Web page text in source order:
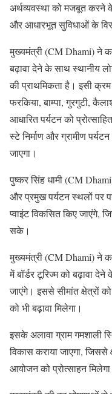
अर्थव्यवस्था को मजबूत करने के
और आधारभूत सुविधाओं के
मुख्यमंत्री (CM Dhami) ने
बढ़ावा देने के साथ स्थानीय
की प्राथमिकता है। इसी
फरकिया, बाम्पा, गुरगुटी,
आधारित पर्यटन को
स्टे निर्माण और ग्रामीण
जाएगा।
पुष्कर सिंह धामी (CM
और प्रमुख पर्यटन स्थलों पर
प्वाइंट विकसित किए जाएंगे,
सके।
मुख्यमंत्री (CM Dhami) ने
में बॉर्डर टूरिज्म को बढ़ावा
जाएंगे। इससे सीमांत क्षेत्रों
को भी बढ़ावा मिलेगा।
इसके अलावा ग्राम गमशाली
विकास कराया जाएगा,
आयोजन को प्रोत्साहन